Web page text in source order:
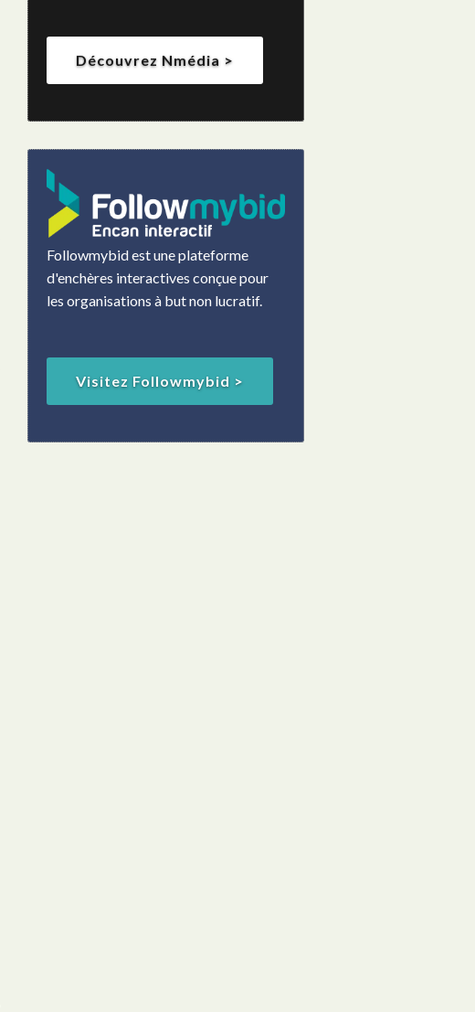
Découvrez Nmédia >
Followmybid est une plateforme
d'enchères interactives conçue pour
les organisations à but non lucratif.
Visitez Followmybid >